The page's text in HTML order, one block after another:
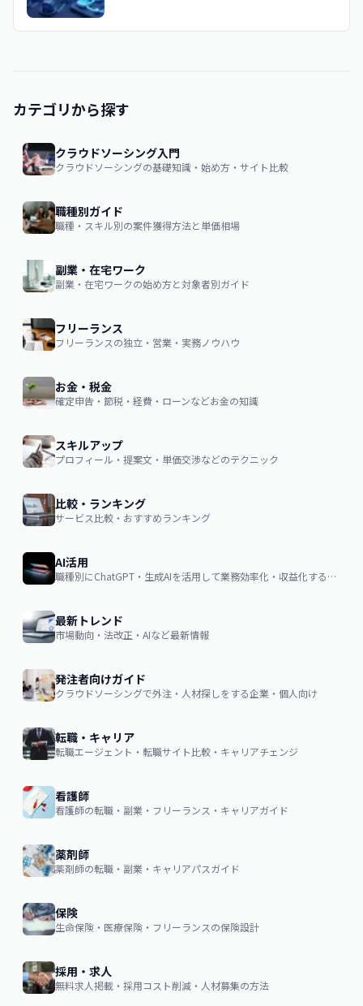
カテゴリから探す
クラウドソーシング入門
クラウドソーシングの基礎知識・始め方・サイト比較
職種別ガイド
職種・スキル別の案件獲得方法と単価相場
副業・在宅ワーク
副業・在宅ワークの始め方と対象者別ガイド
フリーランス
フリーランスの独立・営業・実務ノウハウ
お金・税金
確定申告・節税・経費・ローンなどお金の知識
スキルアップ
プロフィール・提案文・単価交渉などのテクニック
比較・ランキング
サービス比較・おすすめランキング
AI活用
職種別にChatGPT・生成AIを活用して業務効率化・収益化するノウハウ
最新トレンド
市場動向・法改正・AIなど最新情報
発注者向けガイド
クラウドソーシングで外注・人材探しをする企業・個人向け
転職・キャリア
転職エージェント・転職サイト比較・キャリアチェンジ
看護師
看護師の転職・副業・フリーランス・キャリアガイド
薬剤師
薬剤師の転職・副業・キャリアパスガイド
保険
生命保険・医療保険・フリーランスの保険設計
採用・求人
無料求人掲載・採用コスト削減・人材募集の方法